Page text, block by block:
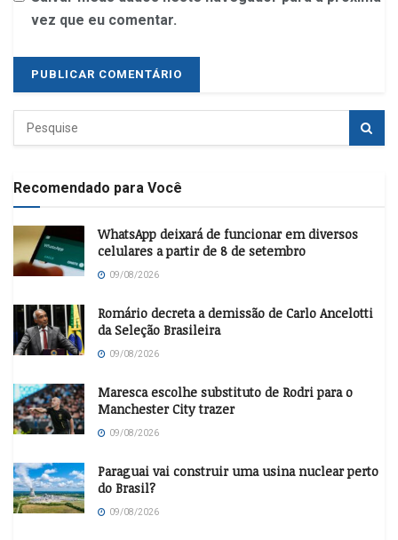
vez que eu comentar.
Recomendado para Você
WhatsApp deixará de funcionar em diversos
celulares a partir de 8 de setembro
09/08/2026
Romário decreta a demissão de Carlo Ancelotti
da Seleção Brasileira
09/08/2026
Maresca escolhe substituto de Rodri para o
Manchester City trazer
09/08/2026
Paraguai vai construir uma usina nuclear perto
do Brasil?
09/08/2026